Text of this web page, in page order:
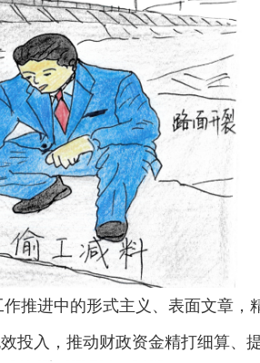
推进中的形式主义、表面文章
投入，推动财政资金精打细算、提